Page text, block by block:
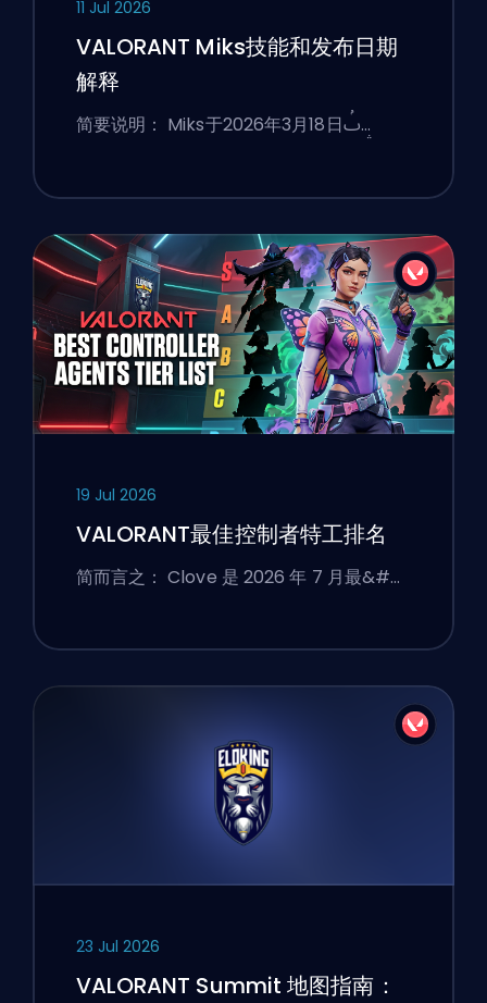
11 Jul 2026
VALORANT Miks技能和发布日期
解释
简要说明： Miks于2026年3月18日ࢷ…
19 Jul 2026
VALORANT最佳控制者特工排名
简而言之： Clove 是 2026 年 7 月最&#…
23 Jul 2026
VALORANT Summit 地图指南：